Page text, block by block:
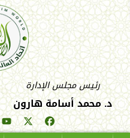
رئيس مجلس الإدارة
د. محمد أسامة هارون